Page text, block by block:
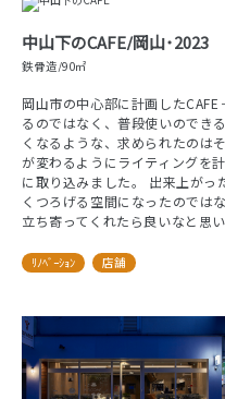
中山下のCAFE/岡山･2023
鉄骨造/90㎡
岡山市の中心部に計画した
るのではなく、普段使いのでき
くなるような、求められたのは
が変わるようにライティングを
に取り込みました。 出来上が
くつろげる空間になったのでは
立ち寄ってくれたら良いなと思い
ﾘﾉﾍﾞｰｼｮﾝ 店舗